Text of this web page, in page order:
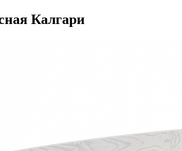
Калгари